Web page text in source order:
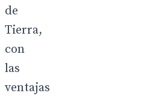
de
Tierra,
con
las
ventajas